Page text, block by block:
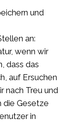
und
an:
wenn wir
dass das
auf Ersuchen
nach Treu und
die Gesetze
in